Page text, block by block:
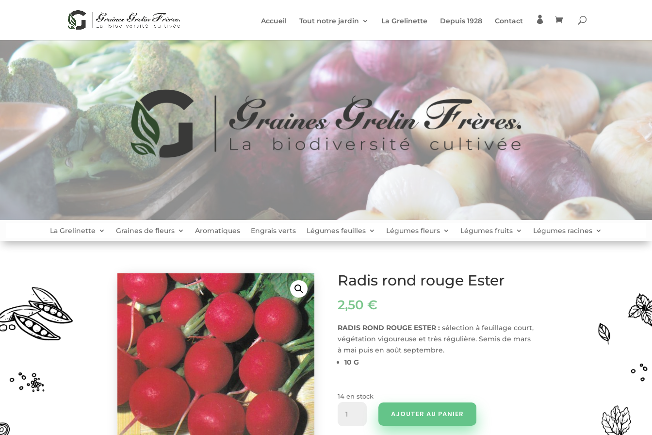
Accueil Tout notre jardin La Grelinette Depuis 1928 Contact 
La Grelinette Graines de fleurs Aromatiques Engrais verts Légumes feuilles Légumes fleurs Légumes fruits Légumes racines
Radis rond rouge Ester
2,50 €
RADIS ROND ROUGE ESTER : sélection à feuillage court,
végétation vigoureuse et très régulière. Semis de mars
à mai puis en août septembre.
10 G
14 en stock
AJOUTER AU PANIER